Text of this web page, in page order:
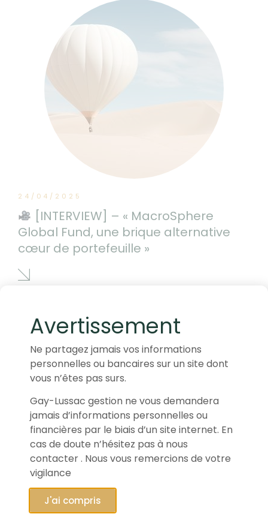
24/04/2025
[INTERVIEW] – « MacroSphere
Global Fund, une brique alternative
cœur de portefeuille »
Avertissement
Ne partagez jamais vos informations
personnelles ou bancaires sur un site dont
vous n’êtes pas surs.
Gay-Lussac gestion ne vous demandera
jamais d’informations personnelles ou
financières par le biais d’un site internet. En
cas de doute n’hésitez pas à nous
contacter . Nous vous remercions de votre
vigilance
J'ai compris